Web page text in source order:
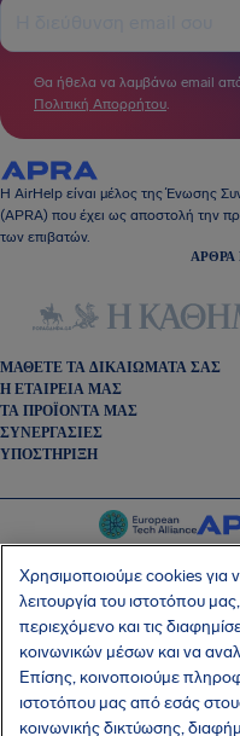
Θα ήθελα να λαμβάνω email
Πολιτική Απορρήτου.
Η AirHelp είναι μέλος της Ένωσης
(APRA) που έχει ως αποστολή την
των επιβατών.
ΆΡΘΡΑ
ΜΆΘΕΤΕ ΤΑ ΔΙΚΑΙΏΜΑΤΆ ΣΑΣ
Η ΕΤΑΙΡΕΊΑ ΜΑΣ
ΤΑ ΠΡΟΪΌΝΤΑ ΜΑΣ
ΣΥΝΕΡΓΑΣΊΕΣ
ΥΠΟΣΤΉΡΙΞΗ
ΑΠΟΚΤΉΣΤΕ ΤΗ
Χρησιμοποιούμε cookies για
λειτουργία του ιστοτόπου
περιεχόμενο και τις
κοινωνικών μέσων και να
Επίσης, κοινοποιούμε
ιστοτόπου μας από εσάς
κοινωνικής δικτύωσης,